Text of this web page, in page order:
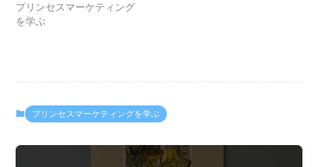
プリンセスマーケティング
を学ぶ
プリンセスマーケティングを学ぶ